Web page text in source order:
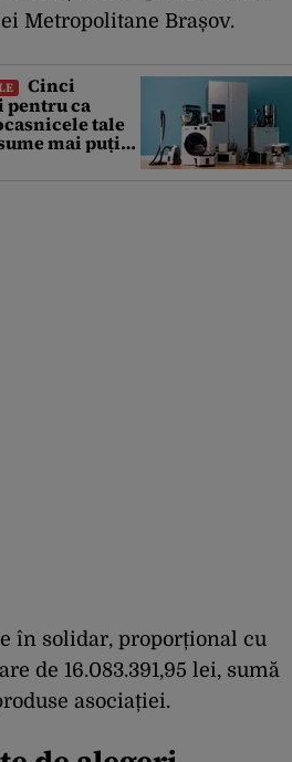
Metropolitane Brașov.
Cinci
ca
tale
mai puțin
mai mult
în solidar, proporțional cu
de 16.083.391,95 lei, sumă
asociației.